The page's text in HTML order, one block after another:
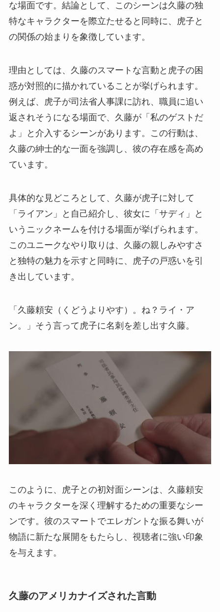
な場面です。結論として、このシーンは久藤の独
特なキャラクターを際立たせると同時に、虎子と
の関係の始まりを象徴しています。
理由としては、久藤のスマートな言動と虎子の困
惑が対照的に描かれていることが挙げられます。
例えば、虎子が司法省人事課に訪れ、職員に追い
返されそうになる場面で、久藤が「私のゲストだ
よ」と介入するシーンがあります。この行動は、
久藤の紳士的な一面を強調し、彼の存在感を高め
ています。
具体的な見どころとして、久藤が虎子に対して
「ライアン」と自己紹介し、彼女に「サディ」と
いうニックネームを付ける場面が挙げられます。
このユニークなやり取りは、久藤の親しみやすさ
と独特の魅力を示すと同時に、虎子の戸惑いを引
き出しています。
「久藤頼安（くどうよりやす）。ね？ライ・ア
ン。」そう言って虎子に名刺を差し出す久藤。
このように、虎子との初対面シーンは、久藤頼安
のキャラクターを深く理解するための重要なシー
ンです。彼のスマートでエレガントな振る舞いが
物語に新たな展開をもたらし、視聴者に強い印象
を与えます。
久藤のアメリカナイズされた言動